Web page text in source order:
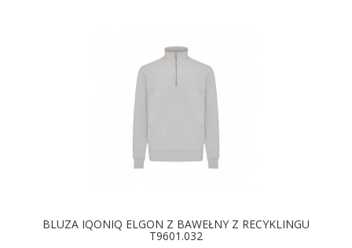
BLUZA IQONIQ ELGON Z BAWEŁNY Z RECYKLINGU
T9601.032